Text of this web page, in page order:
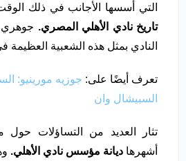
التي أسسها الأجانب في ذلك
تاريخ نادي الأهلي المصري. جوهري
النادي بمثل هذه الشعبية
تعرف أيضًا على: جوزيه مورينيو:
السبيشال وان
تثار العديد من التساؤلات
أشهرها ديانة مؤسس نادي الأهلي.